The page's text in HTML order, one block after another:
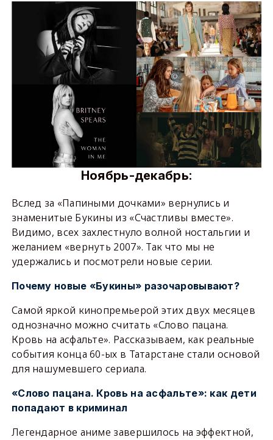
Ноябрь-декабрь:
Вслед за «Папиными дочками» вернулись и
знаменитые Букины из «Счастливы вместе».
Видимо, всех захлестнуло волной ностальгии и
желанием «вернуть 2007». Так что мы не
удержались и посмотрели новые серии.
Почему новые «Букины» разочаровывают?
Самой яркой кинопремьерой этих двух месяцев
однозначно можно считать «Слово пацана.
Кровь на асфальте». Рассказываем, как реальные
события конца 60-ых в Татарстане стали основой
для нашумевшего сериала.
«Слово пацана. Кровь на асфальте»: как дети
попадают в криминал
Легендарное аниме завершилось на эффектной,